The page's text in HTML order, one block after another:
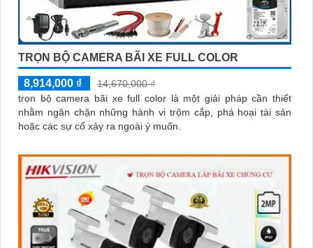
TRỌN BỘ CAMERA BÃI XE FULL COLOR
8,914,000 ₫
14,670,000 ₫
trọn bộ camera bãi xe full color là một giải pháp cần thiết
nhằm ngăn chặn những hành vi trộm cắp, phá hoại tài sản
hoặc các sự cố xảy ra ngoài ý muốn.